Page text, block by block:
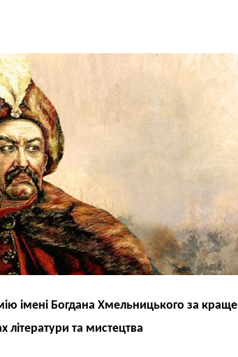
імені Богдана Хмельницького за краще
літератури та мистецтва